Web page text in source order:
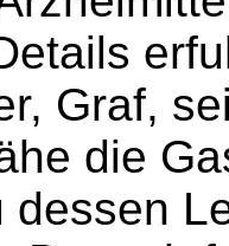
Graf,
die
dessen